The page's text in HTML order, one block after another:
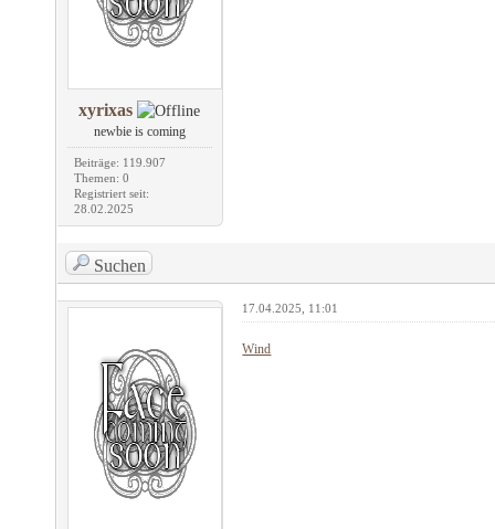
xyrixas
newbie is coming
Beiträge: 119.907
Themen: 0
Registriert seit:
28.02.2025
Suchen
17.04.2025, 11:01
Wind